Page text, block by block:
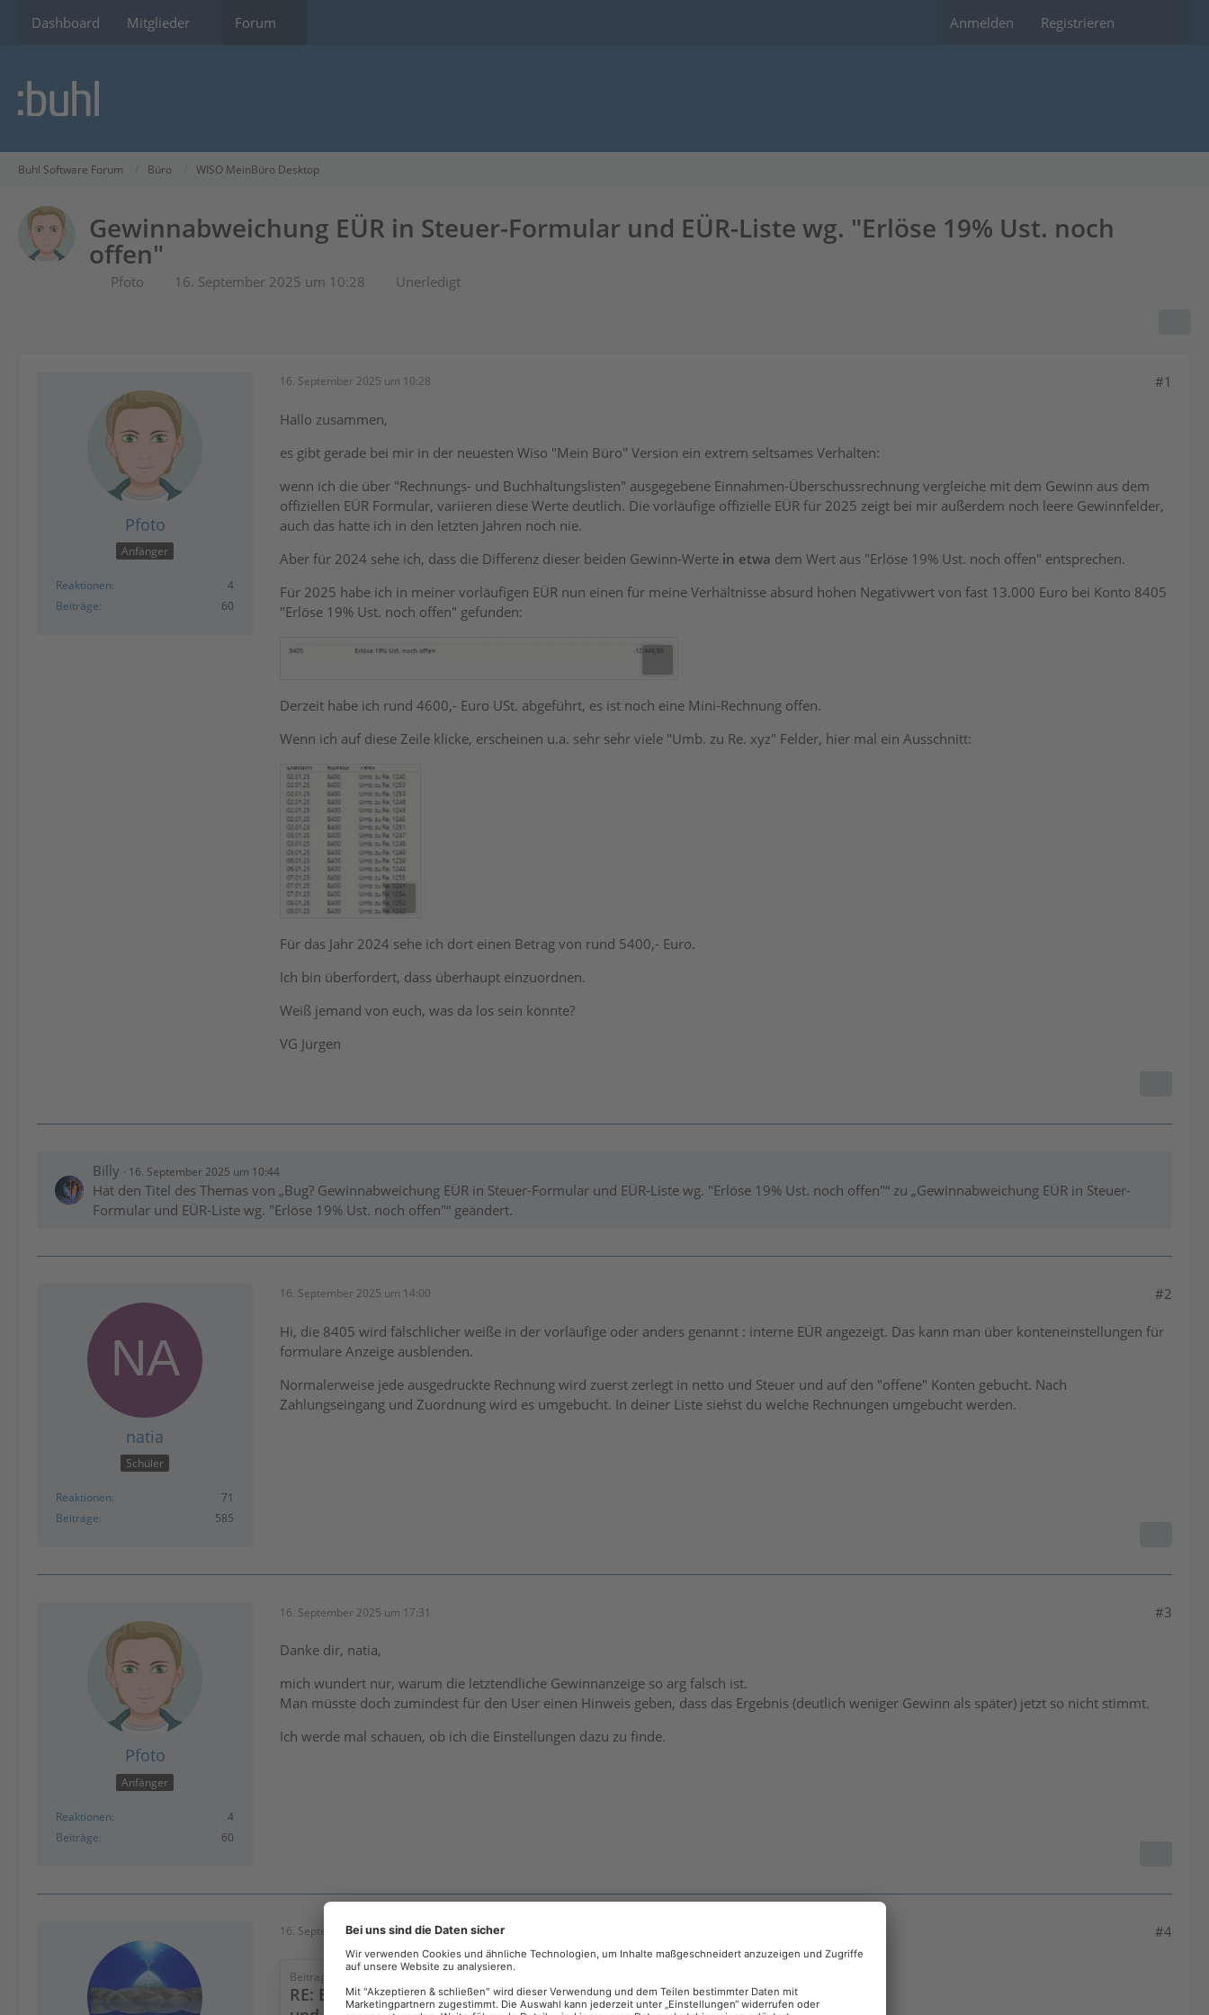
Dashboard Mitglieder Forum Anmelden Registrieren
Buhl Software Forum Büro WISO MeinBüro Desktop
Gewinnabweichung EÜR in Steuer-Formular und EÜR-Liste wg. "Erlöse 19% Ust. noch
offen"
Pfoto 16. September 2025 um 10:28 Unerledigt
Pfoto
Anfänger
Reaktionen
4
Beiträge
60
16. September 2025 um 10:28 #1
Hallo zusammen,
es gibt gerade bei mir in der neuesten Wiso "Mein Büro" Version ein extrem seltsames Verhalten:
wenn ich die über "Rechnungs- und Buchhaltungslisten" ausgegebene Einnahmen-Überschussrechnung vergleiche mit dem Gewinn aus dem
offiziellen EÜR Formular, variieren diese Werte deutlich. Die vorläufige offizielle EÜR für 2025 zeigt bei mir außerdem noch leere Gewinnfelder,
auch das hatte ich in den letzten Jahren noch nie.
Aber für 2024 sehe ich, dass die Differenz dieser beiden Gewinn-Werte in etwa dem Wert aus "Erlöse 19% Ust. noch offen" entsprechen.
Für 2025 habe ich in meiner vorläufigen EÜR nun einen für meine Verhältnisse absurd hohen Negativwert von fast 13.000 Euro bei Konto 8405
"Erlöse 19% Ust. noch offen" gefunden:
Derzeit habe ich rund 4600,- Euro USt. abgeführt, es ist noch eine Mini-Rechnung offen.
Wenn ich auf diese Zeile klicke, erscheinen u.a. sehr sehr viele "Umb. zu Re. xyz" Felder, hier mal ein Ausschnitt:
Für das Jahr 2024 sehe ich dort einen Betrag von rund 5400,- Euro.
Ich bin überfordert, dass überhaupt einzuordnen.
Weiß jemand von euch, was da los sein könnte?
VG Jürgen
Billy 16. September 2025 um 10:44
Hat den Titel des Themas von „Bug? Gewinnabweichung EÜR in Steuer-Formular und EÜR-Liste wg. "Erlöse 19% Ust. noch offen"“ zu „Gewinnabweichung EÜR in Steuer-
Formular und EÜR-Liste wg. "Erlöse 19% Ust. noch offen"“ geändert.
natia
Schüler
Reaktionen
71
Beiträge
585
16. September 2025 um 14:00 #2
Hi, die 8405 wird fälschlicher weiße in der vorläufige oder anders genannt : interne EÜR angezeigt. Das kann man über konteneinstellungen für
formulare Anzeige ausblenden.
Normalerweise jede ausgedruckte Rechnung wird zuerst zerlegt in netto und Steuer und auf den "offene" Konten gebucht. Nach
Zahlungseingang und Zuordnung wird es umgebucht. In deiner Liste siehst du welche Rechnungen umgebucht werden.
Pfoto
Anfänger
Reaktionen
4
Beiträge
60
16. September 2025 um 17:31 #3
Danke dir, natia,
mich wundert nur, warum die letztendliche Gewinnanzeige so arg falsch ist.
Man müsste doch zumindest für den User einen Hinweis geben, dass das Ergebnis (deutlich weniger Gewinn als später) jetzt so nicht stimmt.
Ich werde mal schauen, ob ich die Einstellungen dazu zu finde.
16. September 2025 um 18:12 #4
Beitrag
RE: EÜR - große Differenz Rechnungsliste